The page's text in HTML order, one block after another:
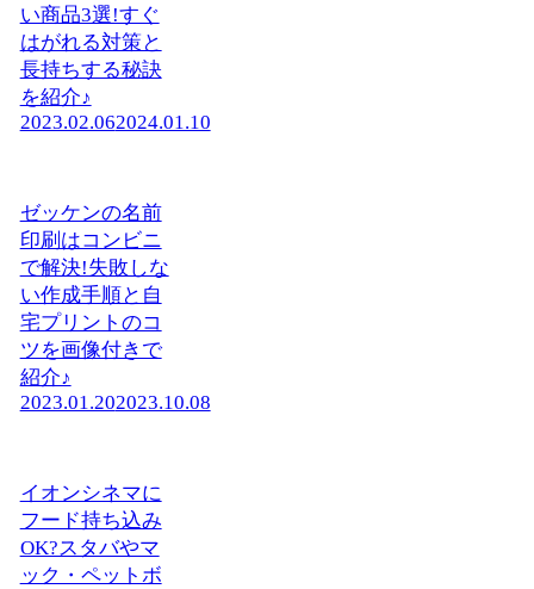
い商品3選!すぐ
はがれる対策と
長持ちする秘訣
を紹介♪
2023.02.062024.01.10
ゼッケンの名前
印刷はコンビニ
で解決!失敗しな
い作成手順と自
宅プリントのコ
ツを画像付きで
紹介♪
2023.01.202023.10.08
イオンシネマに
フード持ち込み
OK?スタバやマ
ック・ペットボ